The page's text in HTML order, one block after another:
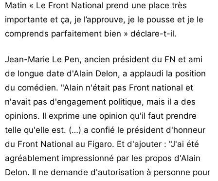
Matin « Le Front National prend une place très
importante et ça, je l’approuve, je le pousse et je le
comprends parfaitement bien » déclare-t-il.
Jean-Marie Le Pen, ancien président du FN et ami
de longue date d'Alain Delon, a applaudi la position
du comédien. "Alain n'était pas Front national et
n'avait pas d'engagement politique, mais il a des
opinions. Il exprime une opinion qu'il faut prendre
telle qu'elle est. (…) a confié le président d'honneur
du Front National au Figaro. Et d'ajouter : "J'ai été
agréablement impressionné par les propos d'Alain
Delon. Il ne demande d'autorisation à personne pour